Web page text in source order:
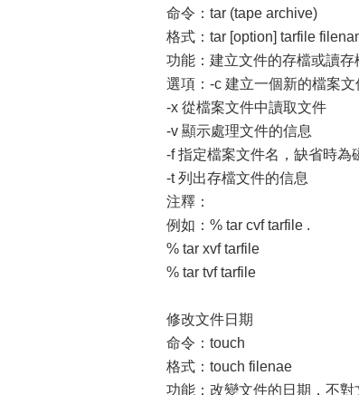
命令：tar (tape archive)
格式：tar [option] tarfile
功能：建立文件的存檔或讀存
選項：-c 建立一個新的檔案文
-x 從檔案文件中讀取文件
-v 顯示處理文件的信息
-f 指定檔案文件名，缺省時為
-t 列出存檔文件的信息
注釋：
例如：% tar cvf tarfile .
% tar xvf tarfile
% tar tvf tarfile
修改文件日期
命令：touch
格式：touch filenae
功能：改變文件的日期，不對